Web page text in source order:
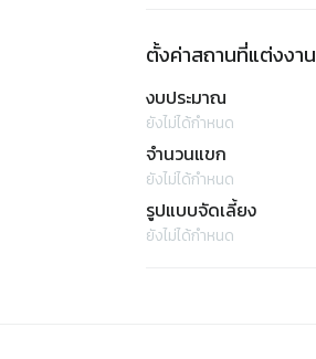
ตั้งค่าสถานที่แต่งงาน
งบประมาณ
ยังไม่ได้กำหนด
จำนวนแขก
ยังไม่ได้กำหนด
รูปแบบจัดเลี้ยง
ยังไม่ได้กำหนด